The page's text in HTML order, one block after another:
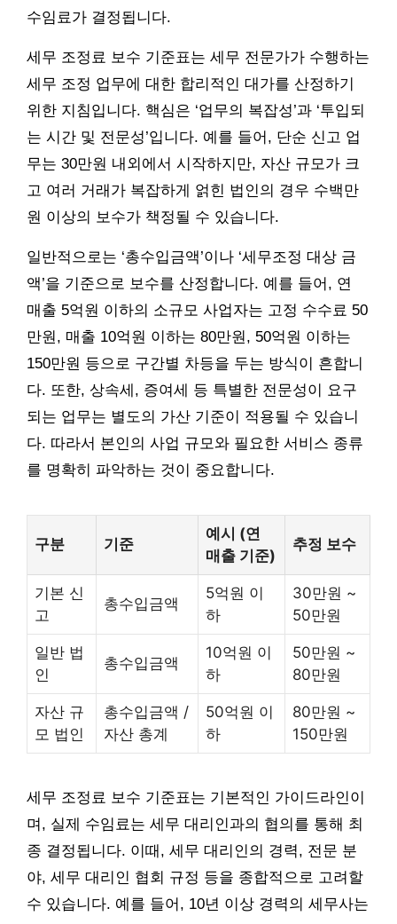
수임료가 결정됩니다.
세무 조정료 보수 기준표는 세무 전문가가 수행하는
세무 조정 업무에 대한 합리적인 대가를 산정하기
위한 지침입니다. 핵심은 ‘업무의 복잡성’과 ‘투입되
는 시간 및 전문성’입니다. 예를 들어, 단순 신고 업
무는 30만원 내외에서 시작하지만, 자산 규모가 크
고 여러 거래가 복잡하게 얽힌 법인의 경우 수백만
원 이상의 보수가 책정될 수 있습니다.
일반적으로는 ‘총수입금액’이나 ‘세무조정 대상 금
액’을 기준으로 보수를 산정합니다. 예를 들어, 연
매출 5억원 이하의 소규모 사업자는 고정 수수료 50
만원, 매출 10억원 이하는 80만원, 50억원 이하는
150만원 등으로 구간별 차등을 두는 방식이 흔합니
다. 또한, 상속세, 증여세 등 특별한 전문성이 요구
되는 업무는 별도의 가산 기준이 적용될 수 있습니
다. 따라서 본인의 사업 규모와 필요한 서비스 종류
를 명확히 파악하는 것이 중요합니다.
구분 기준
예시 (연
매출 기준)
추정 보수
기본 신
고
총수입금액
5억원 이
하
30만원 ~
50만원
일반 법
인
총수입금액
10억원 이
하
50만원 ~
80만원
자산 규
모 법인
총수입금액 /
자산 총계
50억원 이
하
80만원 ~
150만원
세무 조정료 보수 기준표는 기본적인 가이드라인이
며, 실제 수임료는 세무 대리인과의 협의를 통해 최
종 결정됩니다. 이때, 세무 대리인의 경력, 전문 분
야, 세무 대리인 협회 규정 등을 종합적으로 고려할
수 있습니다. 예를 들어, 10년 이상 경력의 세무사는